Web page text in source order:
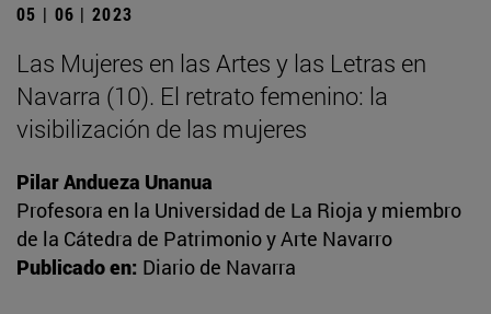
05 | 06 | 2023
Las Mujeres en las Artes y las Letras en
Navarra (10). El retrato femenino: la
visibilización de las mujeres
Pilar Andueza Unanua
Profesora en la Universidad de La Rioja y miembro
de la Cátedra de Patrimonio y Arte Navarro
Publicado en: Diario de Navarra